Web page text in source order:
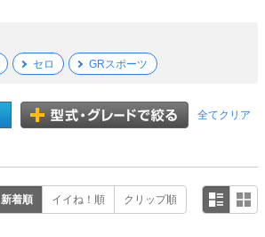
セロ GRスポーツ
全てクリア
新着順 イイね！順 クリップ順